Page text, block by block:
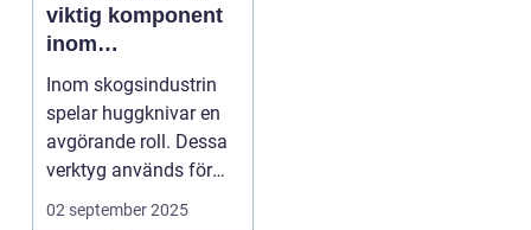
viktig komponent
inom
skogsindustrin
Inom skogsindustrin
spelar huggknivar en
avgörande roll. Dessa
verktyg används för
at...
02 september 2025